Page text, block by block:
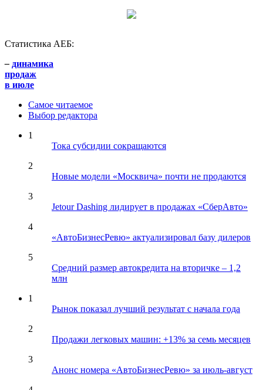
Статистика АЕБ:
– динамика
продаж
в июле
Самое читаемое
Выбор редактора
1
Тока субсидии сокращаются
2
Новые модели «Москвича» почти не продаются
3
Jetour Dashing лидирует в продажах «СберАвто»
4
«АвтоБизнесРевю» актуализировал базу дилеров
5
Средний размер автокредита на вторичке – 1,2
млн
1
Рынок показал лучший результат с начала года
2
Продажи легковых машин: +13% за семь месяцев
3
Анонс номера «АвтоБизнесРевю» за июль-август